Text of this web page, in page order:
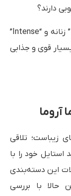
بله، به خصوص مدل‌هایی مانند “The One” زنانه و “Intense”
قوی و جذابی
آروما
زیباست؛ تلاقی
استایل خود را با
این دسته‌بندی
حالا با بررسی